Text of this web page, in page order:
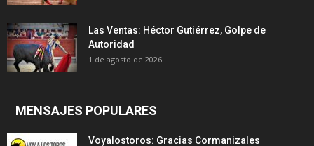
Las Ventas: Héctor Gutiérrez, Golpe de
Autoridad
1 de agosto de 2026
MENSAJES POPULARES
Voyalostoros: Gracias Cormanizales